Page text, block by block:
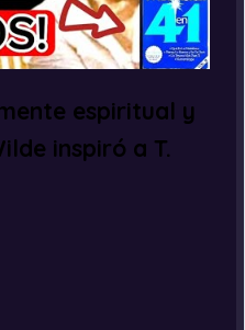
espiritual y
inspiró a T.